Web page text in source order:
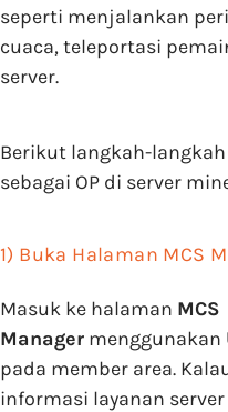
seperti menjalankan
cuaca, teleportasi
server.
Berikut langkah-
sebagai OP di server
1) Buka Halaman MCS
Masuk ke halaman MCS
Manager menggunakan
pada member area.
informasi layanan